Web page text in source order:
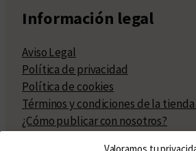
Información legal
Aviso Legal
Política de privacidad
Política de cookies
Términos y condiciones de la
¿Cómo publicar con nosotros?